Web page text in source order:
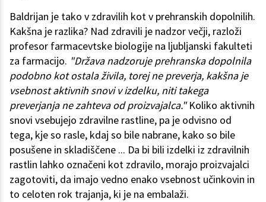
Baldrijan je tako v zdravilih kot v prehranskih dopolnilih.
Kakšna je razlika? Nad zdravili je nadzor večji, razloži
profesor farmacevtske biologije na ljubljanski fakulteti
za farmacijo. "Država nadzoruje prehranska dopolnila
podobno kot ostala živila, torej ne preverja, kakšna je
vsebnost aktivnih snovi v izdelku, niti takega
preverjanja ne zahteva od proizvajalca."Koliko aktivnih
snovi vsebujejo zdravilne rastline, pa je odvisno od
tega, kje so rasle, kdaj so bile nabrane, kako so bile
posušene in skladiščene ... Da bi bili izdelki iz zdravilnih
rastlin lahko označeni kot zdravilo, morajo proizvajalci
zagotoviti, da imajo vedno enako vsebnost učinkovin in
to celoten rok trajanja, ki je na embalaži.